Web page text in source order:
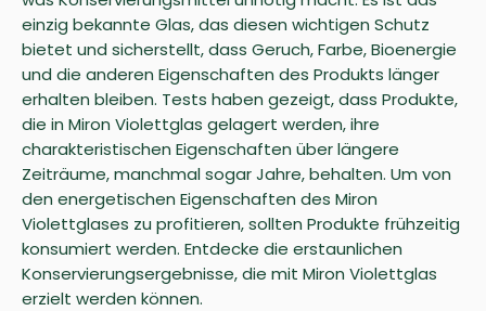
einzig bekannte Glas, das diesen wichtigen Schutz
bietet und sicherstellt, dass Geruch, Farbe, Bioenergie
und die anderen Eigenschaften des Produkts länger
erhalten bleiben. Tests haben gezeigt, dass Produkte,
die in Miron Violettglas gelagert werden, ihre
charakteristischen Eigenschaften über längere
Zeiträume, manchmal sogar Jahre, behalten. Um von
den energetischen Eigenschaften des Miron
Violettglases zu profitieren, sollten Produkte frühzeitig
konsumiert werden. Entdecke die erstaunlichen
Konservierungsergebnisse, die mit Miron Violettglas
erzielt werden können.